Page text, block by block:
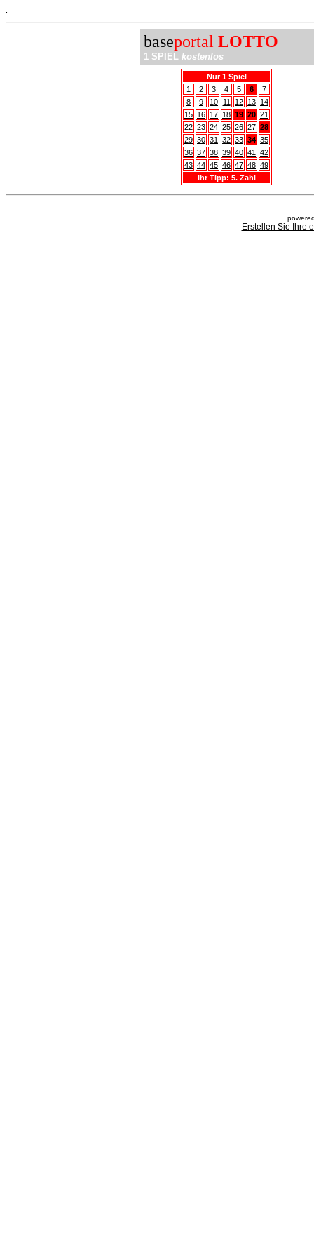
baseportal LOTTO
1 SPIEL kostenlos
Nur 1 Spiel
1
2 3 4 5 6
7
8
9 10 11 12 13 14
15 16 17 18 19 20 21
22 23 24 25 26 27 28
29 30 31 32 33 34 35
36 37 38 39 40 41
42
43 44 45 46 47 48 49
Ihr Tipp: 5. Zahl
Erstellen Sie Ihre